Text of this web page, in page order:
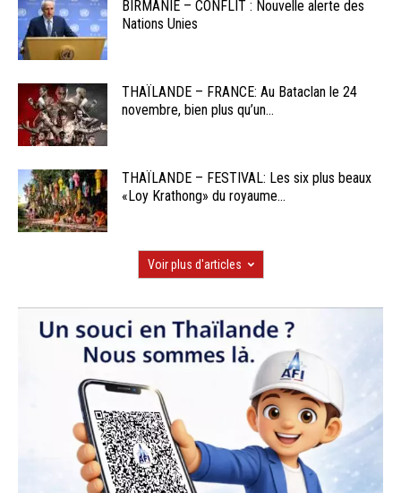
BIRMANIE – CONFLIT : Nouvelle alerte des
Nations Unies
THAÏLANDE – FRANCE: Au Bataclan le 24
novembre, bien plus qu’un...
THAÏLANDE – FESTIVAL: Les six plus beaux
«Loy Krathong» du royaume...
Voir plus d'articles